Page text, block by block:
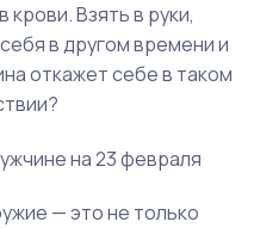
крови. Взять в руки,
в другом времени и
откажет себе в таком
— это не только